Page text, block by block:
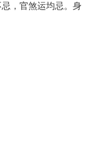
，官煞运均忌。身